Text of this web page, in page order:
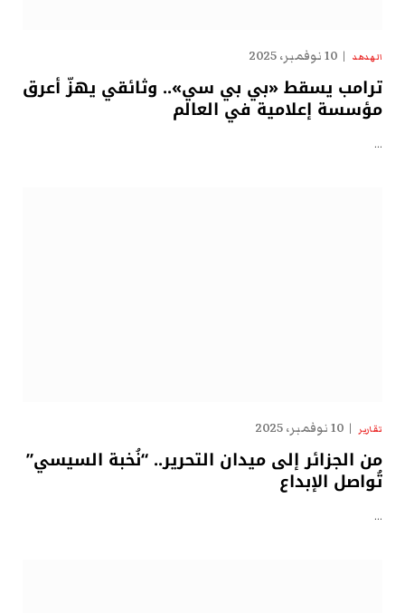
الهدهد 10 نوفمبر، 2025
ترامب يسقط «بي بي سي».. وثائقي يهزّ أعرق
مؤسسة إعلامية في العالم
…
تقارير 10 نوفمبر، 2025
من الجزائر إلى ميدان التحرير.. “نُخبة السيسي”
تُواصل الإبداع
…